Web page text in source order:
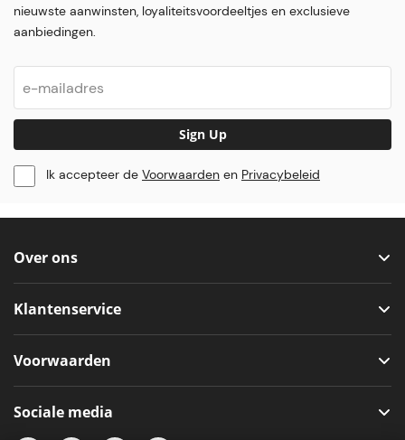
nieuwste aanwinsten, loyaliteitsvoordeeltjes en exclusieve
aanbiedingen.
Sign Up
Ik accepteer de Voorwaarden en Privacybeleid
Over ons
Klantenservice
Voorwaarden
Sociale media